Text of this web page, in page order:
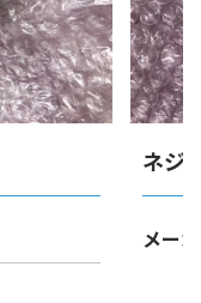
ネジ
メー